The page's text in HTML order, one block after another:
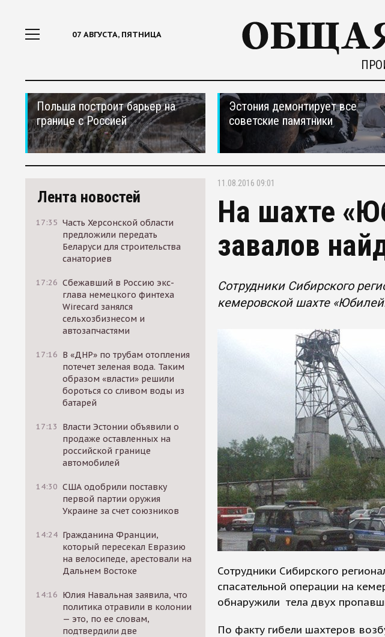
07 АВГУСТА, ПЯТНИЦА
Польша построит барьер на
границе с Россией
Эстония демонтирует все
советские памятники
Лента новостей
17:35 Часть Херсонской области
предложили передать
Беларуси для строительства
санаториев
17:26 Сбежавший в Россию экс-
глава немецкого финтеха
Wirecard занялся
сельхозбизнесом и
автозапчастями
17:16 В «ДНР» по трубам отопления
потечет зеленая вода. Таким
образом «власти» решили
бороться со сливом воды из
батарей
17:13
Власти Эстонии объявили о
продаже оставленных на
российской границе
автомобилей
14:30 США одобрили поставку
первой партии оружия
Украине за счет союзников
14:24 Гражданина Франции,
который пересекал Евразию
на велосипеде, арестовали на
Дальнем Востоке
14:16 Юлия Навальная заявила, что
политика отравили в колонии
— это, по ее словам,
подтвердили две
11.08.2016 09:01
На шахте
завалов
Сотрудники Сибирского
кемеровской шахте
Сотрудники Сибирского
спасательной операции на
обнаружили тела двух
По факту гибели шахтеров